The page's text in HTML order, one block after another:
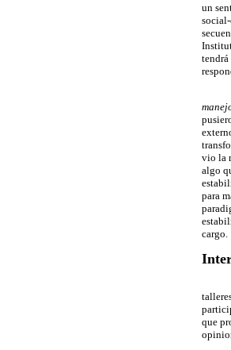
un
tendrá
vio la
algo
para
cargo.
que